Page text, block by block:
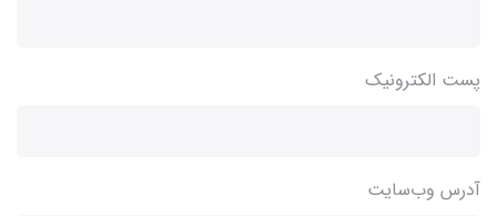
پست الکترونیک
آدرس وب‌سایت